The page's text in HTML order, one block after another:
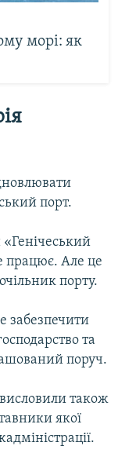
морі: як
порт.
працює. Але це
порту.
забезпечити
та
поруч.
також
якої